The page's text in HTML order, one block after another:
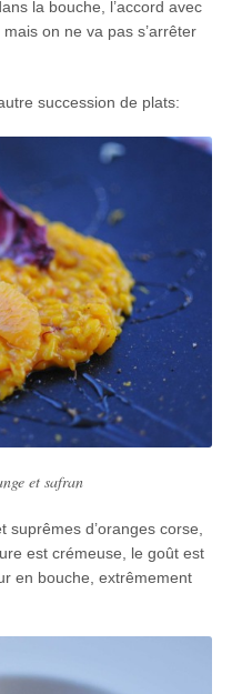
la bouche, l’accord avec
on ne va pas s’arrêter
succession de plats:
et safran
d’oranges corse,
est crémeuse, le goût est
en bouche, extrêmement